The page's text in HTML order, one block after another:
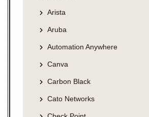
Arista
Aruba
Automation Anywhere
Canva
Carbon Black
Cato Networks